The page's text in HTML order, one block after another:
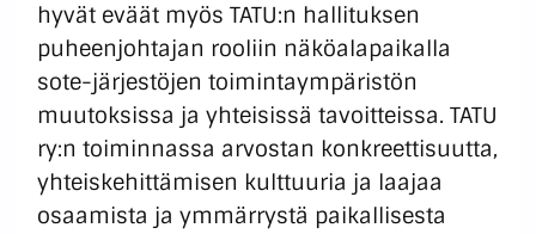
hyvät eväät myös TATU:n hallituksen
puheenjohtajan rooliin näköalapaikalla
sote-järjestöjen toimintaympäristön
muutoksissa ja yhteisissä tavoitteissa. TATU
ry:n toiminnassa arvostan konkreettisuutta,
yhteiskehittämisen kulttuuria ja laajaa
osaamista ja ymmärrystä paikallisesta